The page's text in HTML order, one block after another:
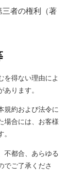
三者の権利（著
を得ない理由によ
ります。
規約および法令に
場合には、お客様
不都合、あらゆる
でご了承くださ